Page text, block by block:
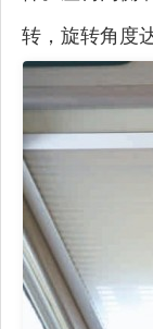
转，旋转角度